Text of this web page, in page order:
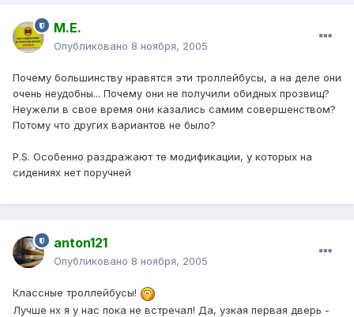
М.Е.
Опубликовано 8 ноября, 2005
Почему большинству нравятся эти троллейбусы, а на деле они
очень неудобны... Почему они не получили обидных прозвищ?
Неужели в свое время они казались самим совершенством?
Потому что других вариантов не было?
P.S. Особенно раздражают те модификации, у которых на
сидениях нет поручней
anton121
Опубликовано 8 ноября, 2005
Классные троллейбусы!
Лучше нх я у нас пока не встречал! Да, узкая первая дверь -